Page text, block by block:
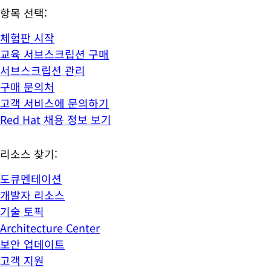
항목 선택:
체험판 시작
교육 서브스크립션 구매
서브스크립션 관리
구매 문의처
고객 서비스에 문의하기
Red Hat 채용 정보 보기
리소스 찾기:
도큐멘테이션
개발자 리소스
기술 토픽
Architecture Center
보안 업데이트
고객 지원